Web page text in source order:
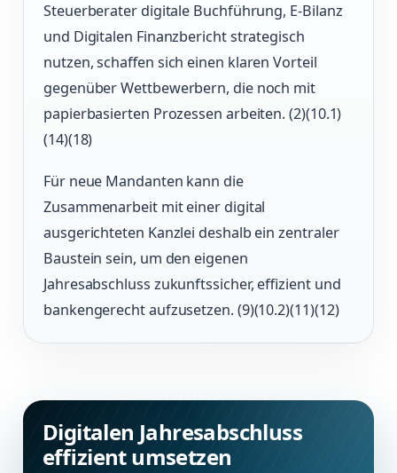
Steuerberater digitale Buchführung, E-Bilanz
und Digitalen Finanzbericht strategisch
nutzen, schaffen sich einen klaren Vorteil
gegenüber Wettbewerbern, die noch mit
papierbasierten Prozessen arbeiten. (2)(10.1)
(14)(18)
Für neue Mandanten kann die
Zusammenarbeit mit einer digital
ausgerichteten Kanzlei deshalb ein zentraler
Baustein sein, um den eigenen
Jahresabschluss zukunftssicher, effizient und
bankengerecht aufzusetzen. (9)(10.2)(11)(12)
Digitalen Jahresabschluss
effizient umsetzen